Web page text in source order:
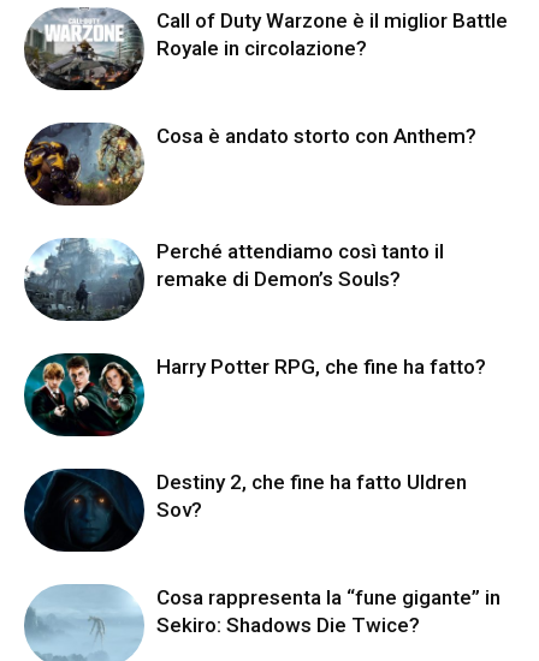
Call of Duty Warzone è il miglior Battle
Royale in circolazione?
Cosa è andato storto con Anthem?
Perché attendiamo così tanto il
remake di Demon’s Souls?
Harry Potter RPG, che fine ha fatto?
Destiny 2, che fine ha fatto Uldren
Sov?
Cosa rappresenta la “fune gigante” in
Sekiro: Shadows Die Twice?